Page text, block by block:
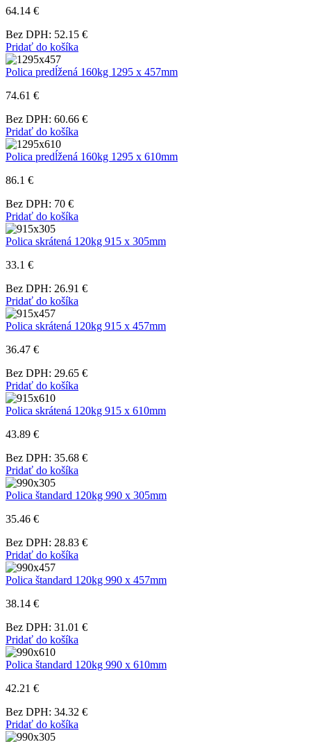
64.14 €
Bez DPH: 52.15 €
Pridať do košíka
Polica predĺžená 160kg 1295 x 457mm
74.61 €
Bez DPH: 60.66 €
Pridať do košíka
Polica predĺžená 160kg 1295 x 610mm
86.1 €
Bez DPH: 70 €
Pridať do košíka
Polica skrátená 120kg 915 x 305mm
33.1 €
Bez DPH: 26.91 €
Pridať do košíka
Polica skrátená 120kg 915 x 457mm
36.47 €
Bez DPH: 29.65 €
Pridať do košíka
Polica skrátená 120kg 915 x 610mm
43.89 €
Bez DPH: 35.68 €
Pridať do košíka
Polica štandard 120kg 990 x 305mm
35.46 €
Bez DPH: 28.83 €
Pridať do košíka
Polica štandard 120kg 990 x 457mm
38.14 €
Bez DPH: 31.01 €
Pridať do košíka
Polica štandard 120kg 990 x 610mm
42.21 €
Bez DPH: 34.32 €
Pridať do košíka